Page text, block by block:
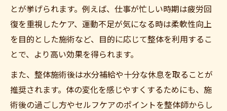
とが挙げられます。例えば、仕事が忙しい時期は疲労回
復を重視したケア、運動不足が気になる時は柔軟性向上
を目的とした施術など、目的に応じて整体を利用するこ
とで、より高い効果を得られます。
また、整体施術後は水分補給や十分な休息を取ることが
推奨されます。体の変化を感じやすくするためにも、施
術後の過ごし方やセルフケアのポイントを整体師からし